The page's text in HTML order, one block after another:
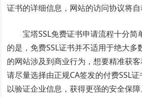
证书的详细信息，网站的访问协议将自
宝塔SSL免费证书申请流程十分简
的是，免费SSL证书并不适用于绝大多
的网站涉及到商业行为，想要精准获客
请尽量选择由正规CA签发的付费SSL证
以验证企业信息，获得更强的安全保障